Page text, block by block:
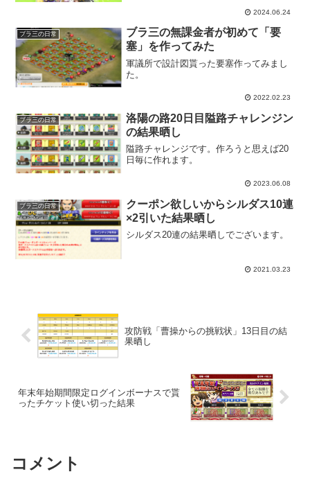
2024.06.24
ブラ三の日常
ブラ三の無課金者が初めて「要
塞」を作ってみた
軍議所で設計図貰った要塞作ってみまし
た。
2022.02.23
ブラ三の日常
洛陽の路20日目隘路チャレンジン
の結果晒し
隘路チャレンジです。作ろうと思えば20
日毎に作れます。
2023.06.08
ブラ三の日常
クーポン欲しいからシルダス10連
×2引いた結果晒し
シルダス20連の結果晒しでございます。
2021.03.23
攻防戦「曹操からの挑戦状」13日目の結
果晒し
年末年始期間限定ログインボーナスで貰
ったチケット使い切った結果
コメント